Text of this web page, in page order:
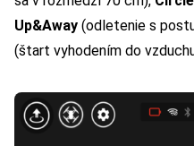
Up&Away (odletenie s
(štart vyhodením do